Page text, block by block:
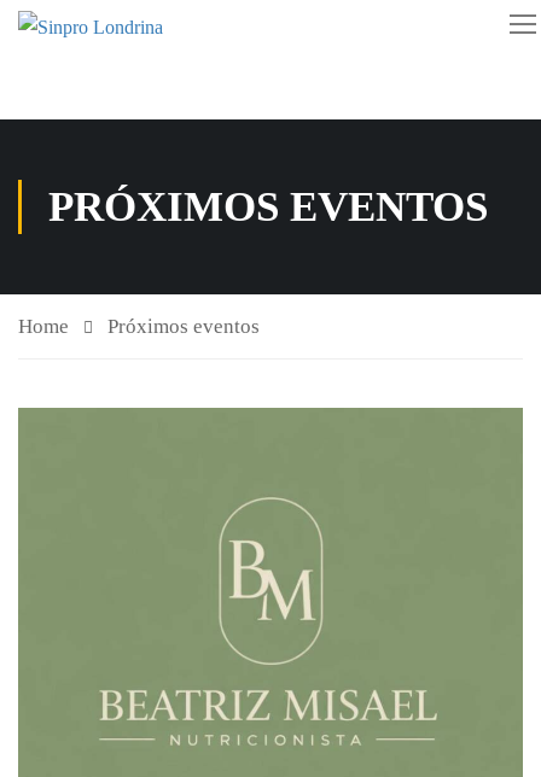
PRÓXIMOS EVENTOS
Home Próximos eventos